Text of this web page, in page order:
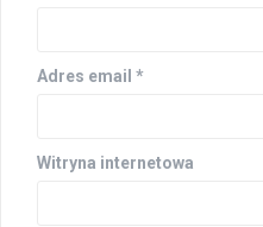
Adres email *
Witryna internetowa